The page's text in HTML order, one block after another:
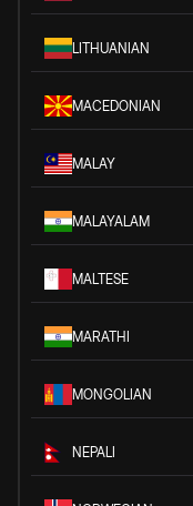
LITHUANIAN
MACEDONIAN
MALAY
MALAYALAM
MALTESE
MARATHI
MONGOLIAN
NEPALI